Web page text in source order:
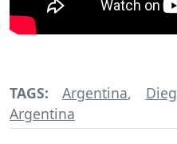
TAGS:Argentina,
Argentina